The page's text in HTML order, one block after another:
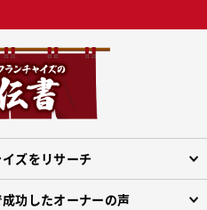
ズをリサーチ
功したオーナーの声